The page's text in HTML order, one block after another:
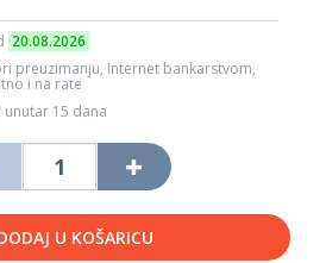
20.08.2026
preuzimanju, Internet bankarstvom,
i na rate
15 dana
U KOŠARICU